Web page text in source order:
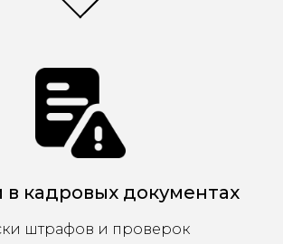
кадровых документах
штрафов и проверок